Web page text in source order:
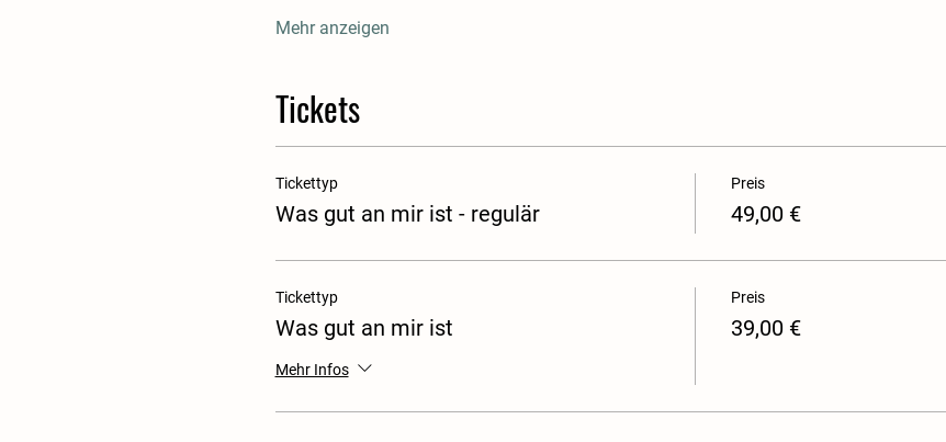
Mehr anzeigen
Tickets
Tickettyp
Was gut an mir ist - regulär
Preis
49,00 €
Tickettyp
Was gut an mir ist
Mehr Infos
Preis
39,00 €